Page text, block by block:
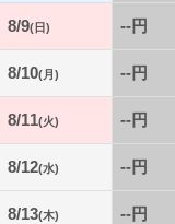
8/9(日) --円
8/10(月) --円
8/11(火) --円
8/12(水) --円
8/13(木) --円